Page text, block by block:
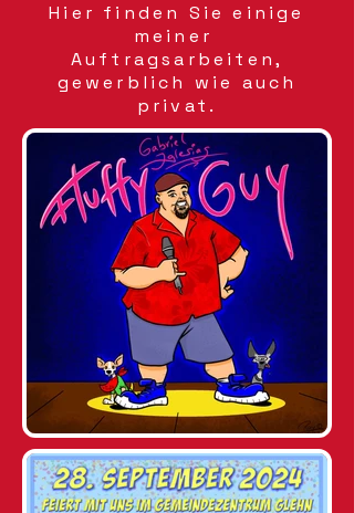
Hier finden Sie einige
meiner
Auftragsarbeiten,
gewerblich wie auch
privat.